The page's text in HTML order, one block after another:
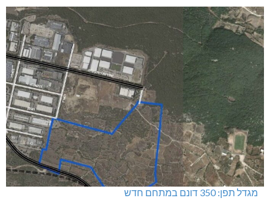
מגדל תפן: 350 דונם במתחם חדש